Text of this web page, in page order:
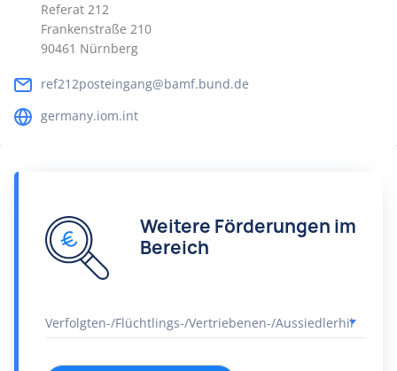
Referat 212
Frankenstraße 210
90461 Nürnberg
ref212posteingang@bamf.bund.de
germany.iom.int
Weitere Förderungen im
Bereich